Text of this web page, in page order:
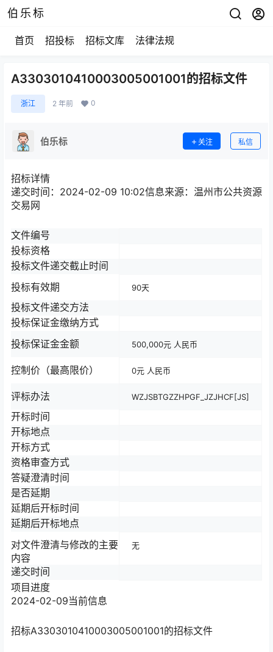
伯乐标
首页 招投标 招标文库 法律法规
A3303010410003005001001的招标文件
浙江 2 年前 0
伯乐标 关注 私信
招标详情
递交时间：2024-02-09 10:02信息来源： 温州市公共资源
交易网
文件编号
投标资格
投标文件递交截止时间
投标有效期
90天
投标文件递交方法
投标保证金缴纳方式
投标保证金金额
500,000元 人民币
控制价（最高限价） 0元 人民币
评标办法 WZJSBTGZZHPGF_JZJHCF[JS]
开标时间
开标地点
开标方式
资格审查方式
答疑澄清时间
是否延期
延期后开标时间
延期后开标地点
对文件澄清与修改的主要
内容
无
递交时间
项目进度
2024-02-09当前信息
招标A3303010410003005001001的招标文件